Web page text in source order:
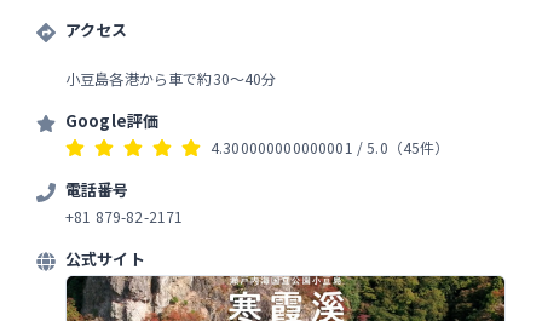
アクセス
小豆島各港から車で約30～40分
Google評価
4.300000000000001 / 5.0 （45件）
電話番号
+81 879-82-2171
公式サイト